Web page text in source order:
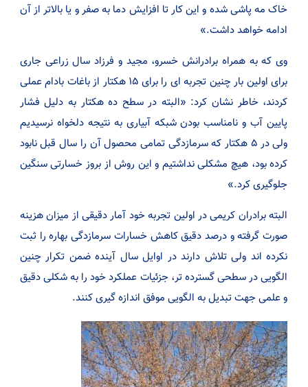
خاک مه پاشی شده و این کار تا افزایش دما به صفر و یا بالاتر از آن
ادامه خواهد داشت.»
وی که به همراه برادرانش خسرو، مجید و فرزاد سال زراعی جاری
برای اولین بار چنین تجربه ای را برای ۱۵ هکتار از باغات بادام عملی
کردند، خاطر نشان کرد: «البته در سطح ده هکتار به دلیل فشار
پایین آب و نامناسب بودن شبکه آبیاری به نتیجه دلخواه نرسیدیم
ولی در ۵ هکتار که سرمازدگی تمامی محصول آن را سال قبل نابود
کرده بود، هیچ مشکلی نداشتیم و این روش از بروز خسارتی سنگین
جلوگیری کرد.»
البته برادران کریمی در اولین تجربه خود آمار دقیقی از میزان هزینه
صورت گرفته و درصد دقیق کاهش خسارات سرمازدگی بهاره را ثبت
نکرده اند ولی تلاش دارند در اوایل سال آینده ضمن تکرار چنین
الگویی در سطحی گسترده تر، جزئیات عملکرد خود را به شکلی دقیق
و علمی جهت تبدیل به الگویی موفق اندازه گیری کنند.